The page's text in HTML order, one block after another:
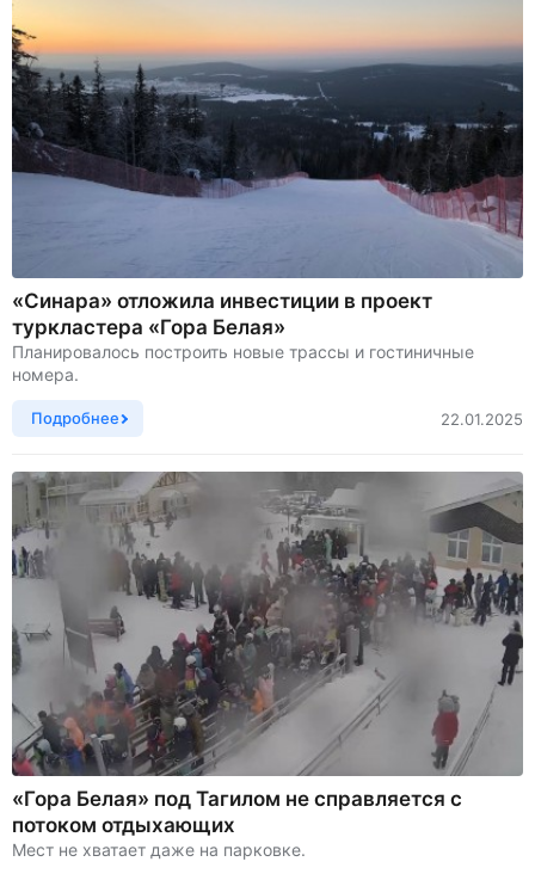
«Синара» отложила инвестиции в проект
туркластера «Гора Белая»
Планировалось построить новые трассы и гостиничные
номера.
Подробнее 22.01.2025
«Гора Белая» под Тагилом не справляется с
потоком отдыхающих
Мест не хватает даже на парковке.